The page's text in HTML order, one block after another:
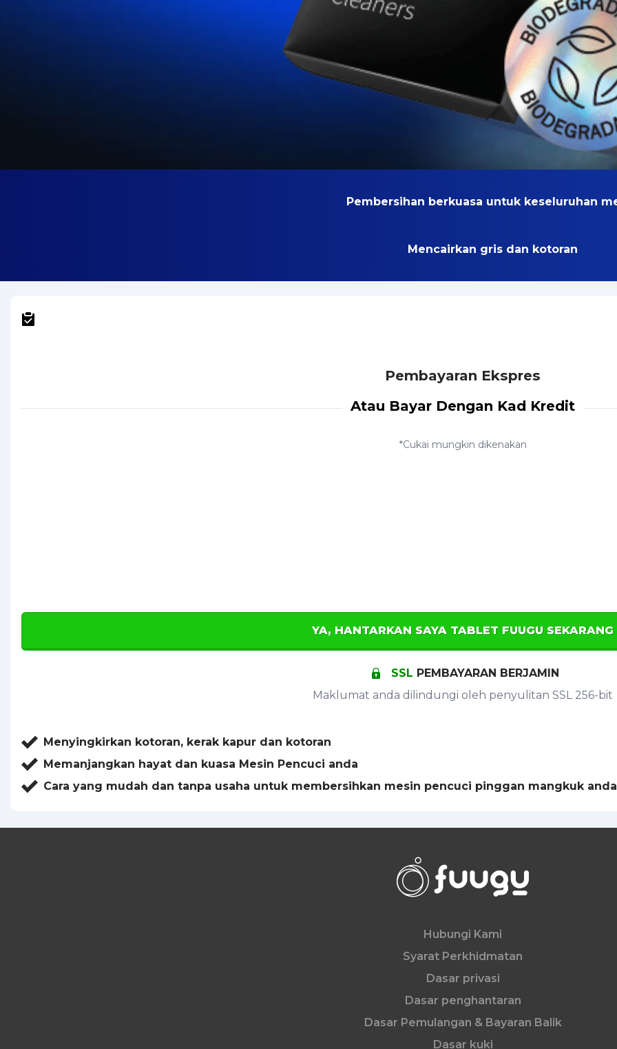
Pembersihan berkuasa untuk keseluruhan
Mencairkan gris dan kotoran
Pembayaran Ekspres
Atau Bayar Dengan Kad Kredit
*Cukai mungkin dikenakan
YA, HANTARKAN SAYA TABLET FUUGU SEKARANG
SSL PEMBAYARAN BERJAMIN
Maklumat anda dilindungi oleh penyulitan SSL 256-bit
Menyingkirkan kotoran, kerak kapur dan kotoran
Memanjangkan hayat dan kuasa Mesin Pencuci anda
Cara yang mudah dan tanpa usaha untuk membersihkan mesin pencuci pinggan mangkuk anda
Hubungi Kami
Syarat Perkhidmatan
Dasar privasi
Dasar penghantaran
Dasar Pemulangan & Bayaran Balik
Dasar kuki